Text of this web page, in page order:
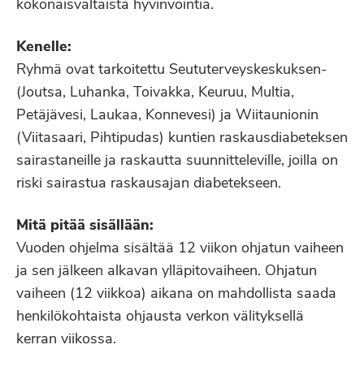
kokonaisvaltaista hyvinvointia.
Kenelle:
Ryhmä ovat tarkoitettu Seututerveyskeskuksen-
(Joutsa, Luhanka, Toivakka, Keuruu, Multia,
Petäjävesi, Laukaa, Konnevesi) ja Wiitaunionin
(Viitasaari, Pihtipudas) kuntien raskausdiabeteksen
sairastaneille ja raskautta suunnitteleville, joilla on
riski sairastua raskausajan diabetekseen.
Mitä pitää sisällään:
Vuoden ohjelma sisältää 12 viikon ohjatun vaiheen
ja sen jälkeen alkavan ylläpitovaiheen. Ohjatun
vaiheen (12 viikkoa) aikana on mahdollista saada
henkilökohtaista ohjausta verkon välityksellä
kerran viikossa.